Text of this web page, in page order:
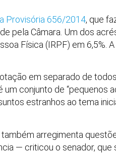
Provisória 656/2014, que
pela Câmara. Um dos
Física (IRPF) em 6,5%.
em separado de
conjunto de “pequenos
estranhos ao tema
arregimenta
— criticou o senador, que